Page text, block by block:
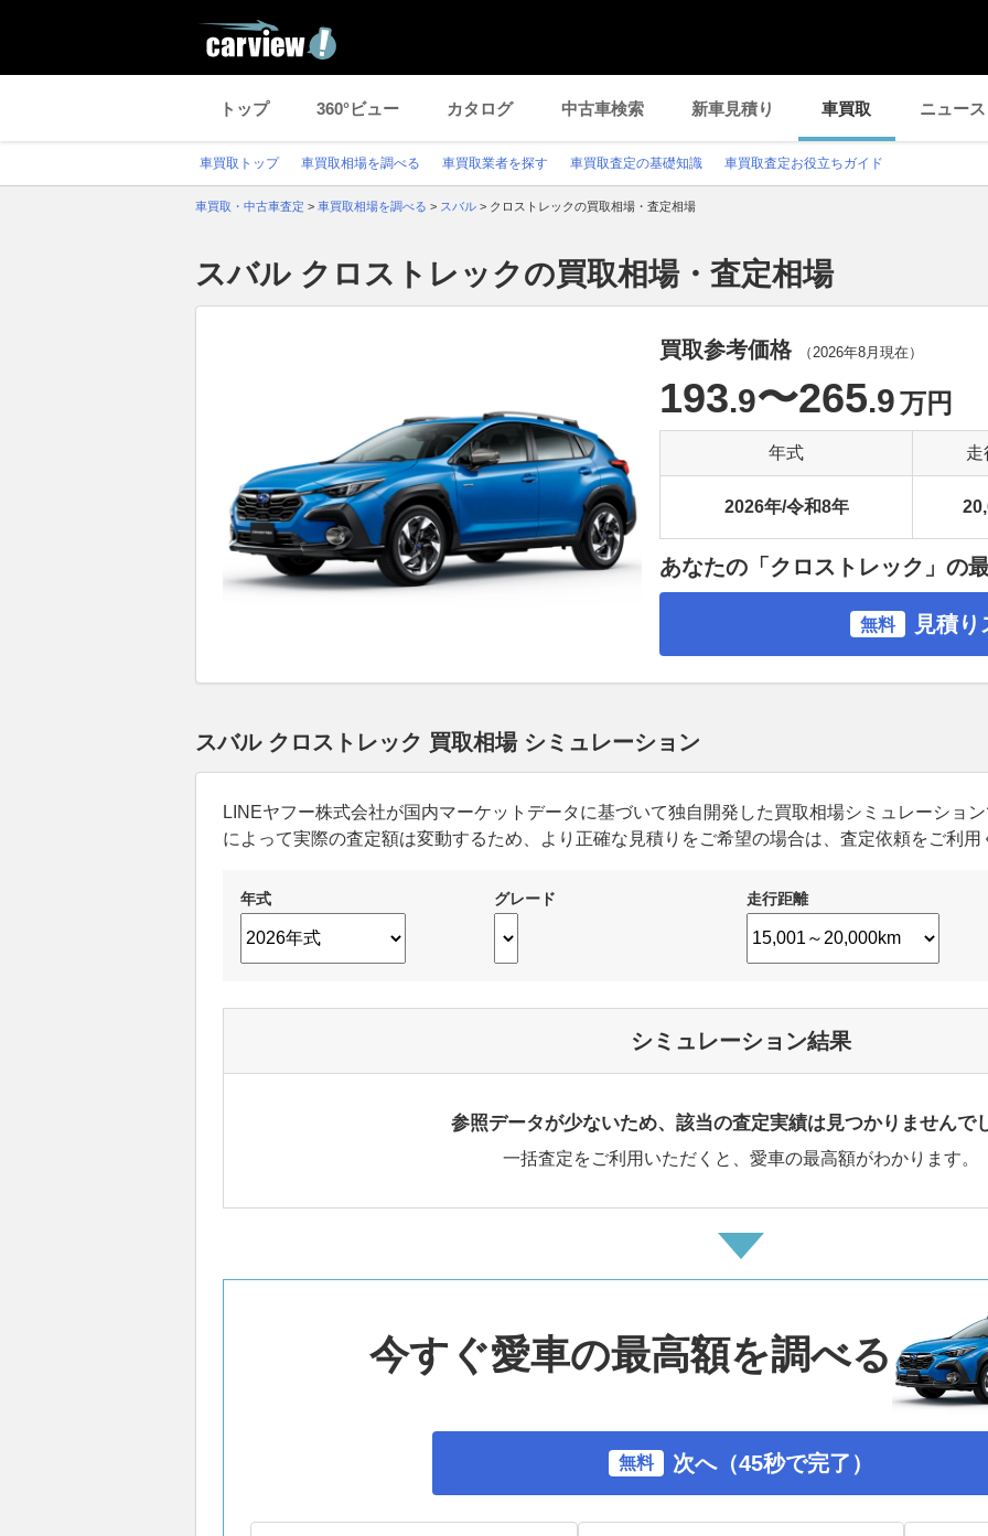
トップ 360°ビュー カタログ 中古車検索 新車見積り 車買取 ニュース
車買取トップ 車買取相場を調べる 車買取業者を探す 車買取査定の基礎知識 車買取査定お役立ちガイド
車買取・中古車査定 > 車買取相場を調べる > スバル > クロストレックの買取相場・査定相場
スバル クロストレックの買取相場・査定相場
買取参考価格 （2026年8月 現在）
193.9〜265.9万円
年式 走
2026年/令和8年
あなたの「クロストレック」の
無料 見積
スバル クロストレック 買取相場 シミュレーション
LINEヤフー株式会社が国内マーケットデータに基づいて独自開発した買取相場シミュレーショ
によって実際の査定額は変動するため、より正確な見積りをご希望の場合は、査定依頼をご利用
年式 グレード 走行距離
シミュレーション結果
参照データが少ないため、該当の査定実績は見つかりませんで
一括査定をご利用いただくと、愛車の最高額がわかります。
今すぐ愛車の最高額を調べる
無料 次へ（45秒で完了）